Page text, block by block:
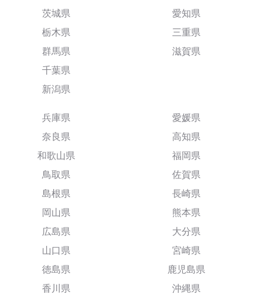
茨城県
栃木県
群馬県
千葉県
新潟県
愛知県
三重県
滋賀県
兵庫県
奈良県
和歌山県
鳥取県
島根県
岡山県
広島県
山口県
徳島県
香川県
愛媛県
高知県
福岡県
佐賀県
長崎県
熊本県
大分県
宮崎県
鹿児島県
沖縄県